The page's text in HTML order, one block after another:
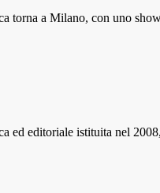
a Milano, con uno
editoriale istituita nel